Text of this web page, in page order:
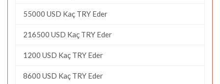
55000 USD Kaç TRY Eder
216500 USD Kaç TRY Eder
1200 USD Kaç TRY Eder
8600 USD Kaç TRY Eder